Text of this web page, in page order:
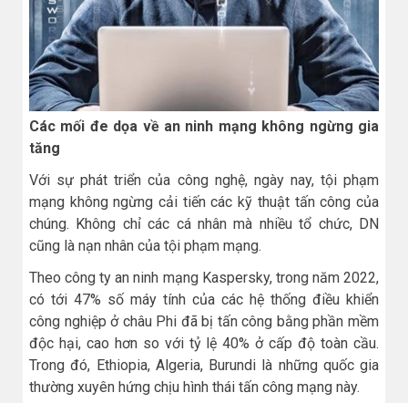
Các mối đe dọa về an ninh mạng không ngừng gia
tăng
Với sự phát triển của công nghệ, ngày nay, tội phạm
mạng không ngừng cải tiến các kỹ thuật tấn công của
chúng. Không chỉ các cá nhân mà nhiều tổ chức, DN
cũng là nạn nhân của tội phạm mạng.
Theo công ty an ninh mạng Kaspersky, trong năm 2022,
có tới 47% số máy tính của các hệ thống điều khiển
công nghiệp ở châu Phi đã bị tấn công bằng phần mềm
độc hại, cao hơn so với tỷ lệ 40% ở cấp độ toàn cầu.
Trong đó, Ethiopia, Algeria, Burundi là những quốc gia
thường xuyên hứng chịu hình thái tấn công mạng này.